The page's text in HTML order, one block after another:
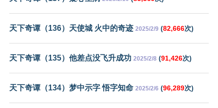
天下奇谭（136）天使城 火中的奇迹 2025/2/9 (82,666次)
天下奇谭（135）他差点没飞升成功 2025/2/8 (91,426次)
天下奇谭（134）梦中示字 悟字知命 2025/2/6 (96,289次)